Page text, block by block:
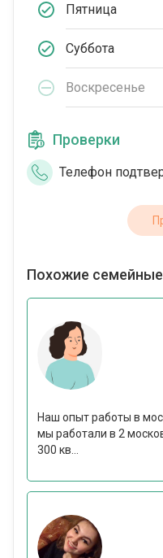
Пятница
Суббота
Воскресенье
Проверки
Телефон
Похожие
Наш опыт работы в
мы работали в 2
300 кв...